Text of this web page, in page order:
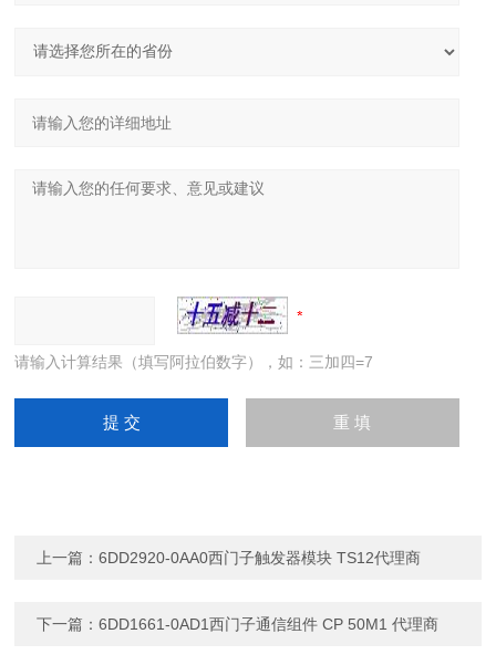
请输入计算结果（填写阿拉伯数字），如：三加四=7
上一篇：6DD2920-0AA0西门子触发器模块 TS12代理商
下一篇：6DD1661-0AD1西门子通信组件 CP 50M1 代理商